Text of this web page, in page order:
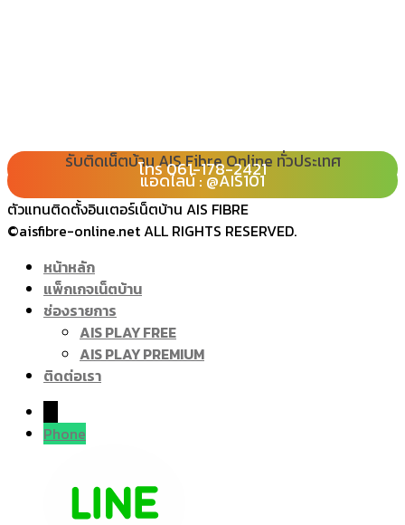
รับติดเน็ตบ้าน AIS Fibre Online ทั่วประเทศ
โทร 080-065-2989โทร 061-178-2421
Line : @ais101 แอดไลน์ : @AIS101
ตัวแทนติดตั้งอินเตอร์เน็ตบ้าน AIS FIBRE
©aisfibre-online.net ALL RIGHTS RESERVED.
หน้าหลัก
แพ็กเกจเน็ตบ้าน
ช่องรายการ
AIS PLAY FREE
AIS PLAY PREMIUM
ติดต่อเรา
Phone